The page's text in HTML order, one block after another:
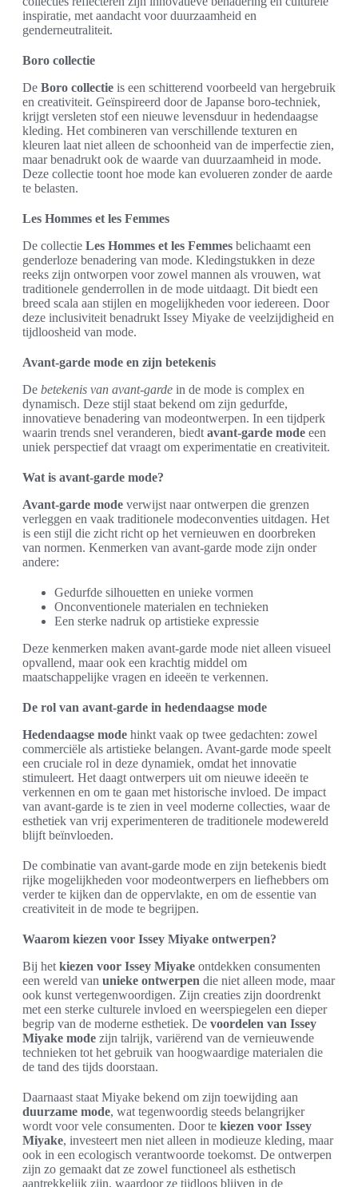
inspiratie, met aandacht voor duurzaamheid en
genderneutraliteit.
Boro collectie
De Boro collectie is een schitterend voorbeeld van hergebruik
en creativiteit. Geïnspireerd door de Japanse boro-techniek,
krijgt versleten stof een nieuwe levensduur in hedendaagse
kleding. Het combineren van verschillende texturen en
kleuren laat niet alleen de schoonheid van de imperfectie zien,
maar benadrukt ook de waarde van duurzaamheid in mode.
Deze collectie toont hoe mode kan evolueren zonder de aarde
te belasten.
Les Hommes et les Femmes
De collectie Les Hommes et les Femmes belichaamt een
genderloze benadering van mode. Kledingstukken in deze
reeks zijn ontworpen voor zowel mannen als vrouwen, wat
traditionele genderrollen in de mode uitdaagt. Dit biedt een
breed scala aan stijlen en mogelijkheden voor iedereen. Door
deze inclusiviteit benadrukt Issey Miyake de veelzijdigheid en
tijdloosheid van mode.
Avant-garde mode en zijn betekenis
De betekenis van avant-garde in de mode is complex en
dynamisch. Deze stijl staat bekend om zijn gedurfde,
innovatieve benadering van modeontwerpen. In een tijdperk
waarin trends snel veranderen, biedt avant-garde mode een
uniek perspectief dat vraagt om experimentatie en creativiteit.
Wat is avant-garde mode?
Avant-garde mode verwijst naar ontwerpen die grenzen
verleggen en vaak traditionele modeconventies uitdagen. Het
is een stijl die zicht richt op het vernieuwen en doorbreken
van normen. Kenmerken van avant-garde mode zijn onder
andere:
Gedurfde silhouetten en unieke vormen
Onconventionele materialen en technieken
Een sterke nadruk op artistieke expressie
Deze kenmerken maken avant-garde mode niet alleen visueel
opvallend, maar ook een krachtig middel om
maatschappelijke vragen en ideeën te verkennen.
De rol van avant-garde in hedendaagse mode
Hedendaagse mode hinkt vaak op twee gedachten: zowel
commerciële als artistieke belangen. Avant-garde mode speelt
een cruciale rol in deze dynamiek, omdat het innovatie
stimuleert. Het daagt ontwerpers uit om nieuwe ideeën te
verkennen en om te gaan met historische invloed. De impact
van avant-garde is te zien in veel moderne collecties, waar de
esthetiek van vrij experimenteren de traditionele modewereld
blijft beïnvloeden.
De combinatie van avant-garde mode en zijn betekenis biedt
rijke mogelijkheden voor modeontwerpers en liefhebbers om
verder te kijken dan de oppervlakte, en om de essentie van
creativiteit in de mode te begrijpen.
Waarom kiezen voor Issey Miyake ontwerpen?
Bij het kiezen voor Issey Miyake ontdekken consumenten
een wereld van unieke ontwerpen die niet alleen mode, maar
ook kunst vertegenwoordigen. Zijn creaties zijn doordrenkt
met een sterke culturele invloed en weerspiegelen een dieper
begrip van de moderne esthetiek. De voordelen van Issey
Miyake mode zijn talrijk, variërend van de vernieuwende
technieken tot het gebruik van hoogwaardige materialen die
de tand des tijds doorstaan.
Daarnaast staat Miyake bekend om zijn toewijding aan
duurzame mode, wat tegenwoordig steeds belangrijker
wordt voor vele consumenten. Door te kiezen voor Issey
Miyake, investeert men niet alleen in modieuze kleding, maar
ook in een ecologisch verantwoorde toekomst. De ontwerpen
zijn zo gemaakt dat ze zowel functioneel als esthetisch
aantrekkelijk zijn, waardoor ze tijdloos blijven in de